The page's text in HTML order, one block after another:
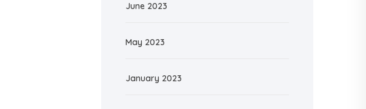
June 2023
May 2023
January 2023